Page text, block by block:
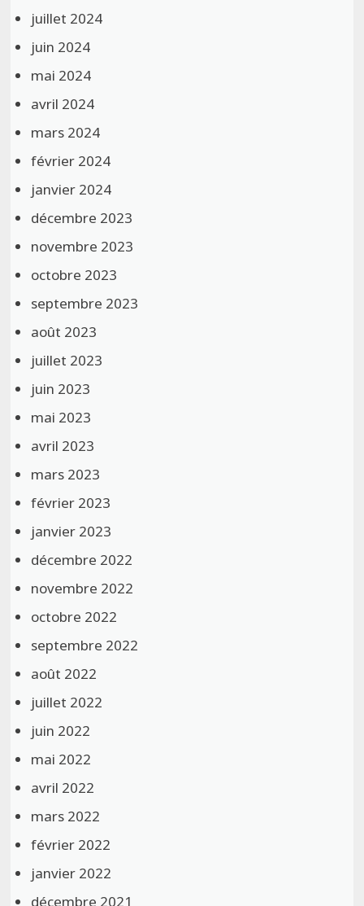
juillet 2024
juin 2024
mai 2024
avril 2024
mars 2024
février 2024
janvier 2024
décembre 2023
novembre 2023
octobre 2023
septembre 2023
août 2023
juillet 2023
juin 2023
mai 2023
avril 2023
mars 2023
février 2023
janvier 2023
décembre 2022
novembre 2022
octobre 2022
septembre 2022
août 2022
juillet 2022
juin 2022
mai 2022
avril 2022
mars 2022
février 2022
janvier 2022
décembre 2021